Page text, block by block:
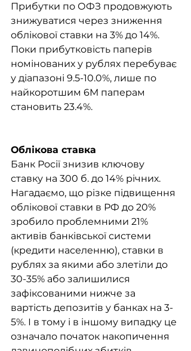
Прибутки по ОФЗ продовжують
знижуватися через зниження
облікової ставки на 3% до 14%.
Поки прибутковість паперів
номінованих у рублях перебуває
у діапазоні 9.5-10.0%, лише по
найкоротшим 6М паперам
становить 23.4%.
Облікова ставка
Банк Росії знизив ключову
ставку на 300 б. до 14% річних.
Нагадаємо, що різке підвищення
облікової ставки в РФ до 20%
зробило проблемними 21%
активів банківської системи
(кредити населенню), ставки в
рублях за якими або злетіли до
30-35% або залишилися
зафіксованими нижче за
вартість депозитів у банках на 3-
5%. І в тому і в іншому випадку це
означало початок накопичення